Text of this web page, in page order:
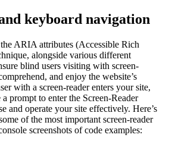
keyboard navigation
ARIA attributes (Accessible Rich
alongside various different
blind users visiting with screen-
and enjoy the website’s
with a screen-reader enters your site,
prompt to enter the Screen-Reader
and operate your site effectively. Here’s
of the most important screen-reader
screenshots of code examples: